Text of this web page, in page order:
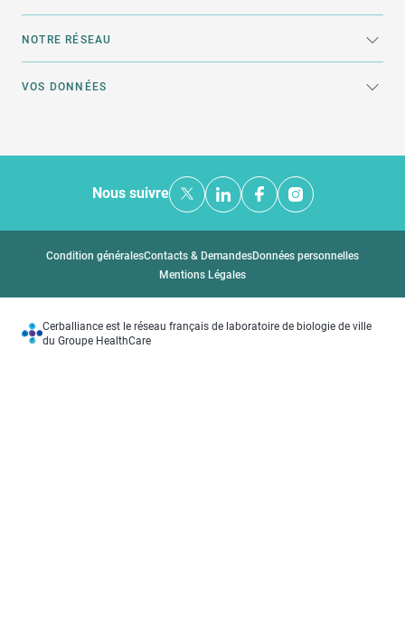
NOTRE RÉSEAU
VOS DONNÉES
Nous suivre
Condition généralesContacts & DemandesDonnées personnelles
Mentions Légales
Cerballiance est le réseau français de laboratoire de biologie de ville
du Groupe HealthCare